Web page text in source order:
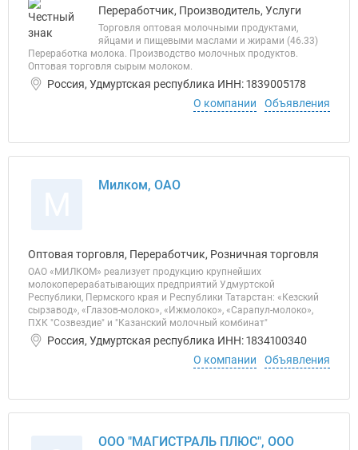
Переработчик, Производитель, Услуги
Торговля оптовая молочными продуктами,
яйцами и пищевыми маслами и жирами (46.33)
Переработка молока. Производство молочных продуктов.
Оптовая торговля сырым молоком.
Россия, Удмуртская республика ИНН: 1839005178
О компании
Объявления
Милком, ОАО
Оптовая торговля, Переработчик, Розничная торговля
ОАО «МИЛКОМ» реализует продукцию крупнейших
молокоперерабатывающих предприятий Удмуртской
Республики, Пермского края и Республики Татарстан: «Кезский
сырзавод», «Глазов-молоко», «Ижмолоко», «Сарапул-молоко»,
ПХК "Созвездие" и "Казанский молочный комбинат"
Россия, Удмуртская республика ИНН: 1834100340
О компании
Объявления
ООО "МАГИСТРАЛЬ ПЛЮС", ООО